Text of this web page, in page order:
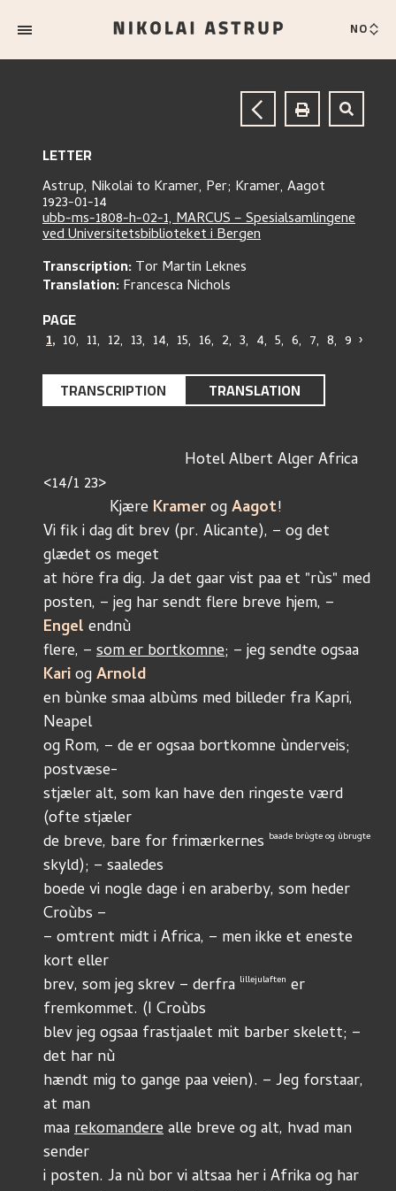
NO
LETTER
Astrup, Nikolai to Kramer, Per; Kramer, Aagot
1923-01-14
ubb-ms-1808-h-02-1, MARCUS – Spesialsamlingene
ved Universitetsbiblioteket i Bergen
Transcription:Tor Martin Leknes
Translation:Francesca Nichols
PAGE
1, 10, 11, 12, 13, 14, 15, 16, 2, 3, 4, 5, 6, 7, 8, 9 ›
TRANSCRIPTION TRANSLATION
<14/1 23>
	       Kjære
Kramer og Aagot!
Vi fik i dag dit brev (pr. Alicante), – og det
glædet os meget
at höre fra dig. Ja det gaar vist paa et "rùs" med
posten, – jeg har sendt flere breve hjem, –
Engel endnù
flere, – som er bortkomne; – jeg sendte ogsaa
Kari og Arnold
en bùnke smaa albùms med billeder fra Kapri,
Neapel
og Rom, – de er ogsaa bortkomne ùnderveis;
postvæse-
stjæler alt, som kan have den ringeste værd
(ofte stjæler
de breve, bare for frimærkernes baade brùgte og ùbrugte
skyld); – saaledes
boede vi nogle dage i en araberby, som heder
Croùbs –
– omtrent midt i Africa, – men ikke et eneste
kort eller
brev, som jeg skrev – derfra lillejulaften er
fremkommet. (I Croùbs
blev jeg ogsaa frastjaalet mit barber skelett; –
det har nù
hændt mig to gange paa veien). – Jeg forstaar,
at man
maa rekomandere alle breve og alt, hvad man
sender
i posten. Ja nù bor vi altsaa her i Afrika og har